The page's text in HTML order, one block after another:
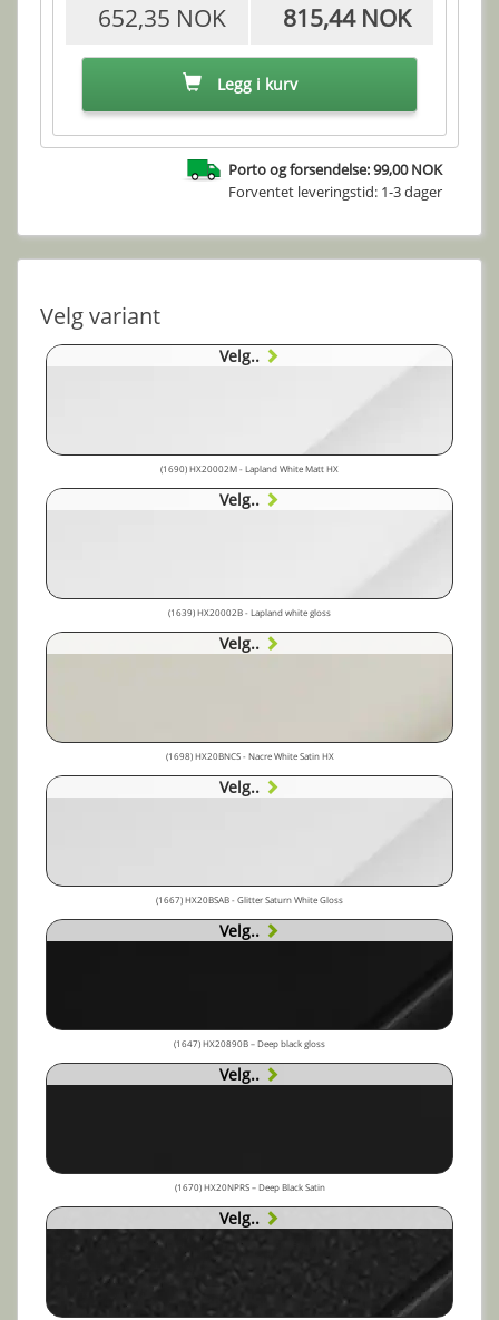
652,35 NOK 815,44 NOK
Legg i kurv
Porto og forsendelse: 99,00 NOK
Forventet leveringstid: 1-3 dager
Velg variant
Velg..
(1690) HX20002M - Lapland White Matt HX
Velg..
(1639) HX20002B - Lapland white gloss
Velg..
(1698) HX20BNCS - Nacre White Satin HX
Velg..
(1667) HX20BSAB - Glitter Saturn White Gloss
Velg..
(1647) HX20890B – Deep black gloss
Velg..
(1670) HX20NPRS – Deep Black Satin
Velg..